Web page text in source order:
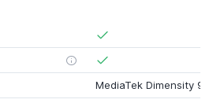
MediaTek Dimensity